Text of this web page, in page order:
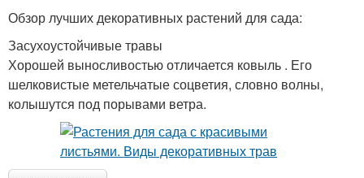
Обзор лучших декоративных растений для сада:
Засухоустойчивые травы
Хорошей выносливостью отличается ковыль . Его
шелковистые метельчатые соцветия, словно волны,
колышутся под порывами ветра.